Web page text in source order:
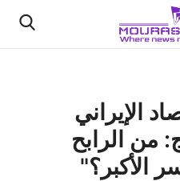
الإيراني
من الرابح
الأكبر؟"